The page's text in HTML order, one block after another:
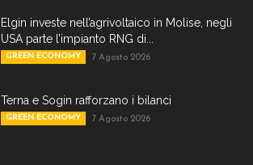
Elgin investe nell’agrivoltaico in Molise, negli
USA parte l’impianto RNG di...
GREEN ECONOMY 7 Agosto 2026
Terna e Sogin rafforzano i bilanci
GREEN ECONOMY 7 Agosto 2026